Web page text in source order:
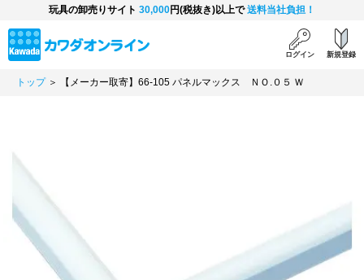
玩具の卸売りサイト 30,000円(税抜き)以上で送料当社負担！
ログイン 新規登録
トップ＞ 【メーカー取寄】66-105 パネルマックス ＮＯ.０５ Ｗ